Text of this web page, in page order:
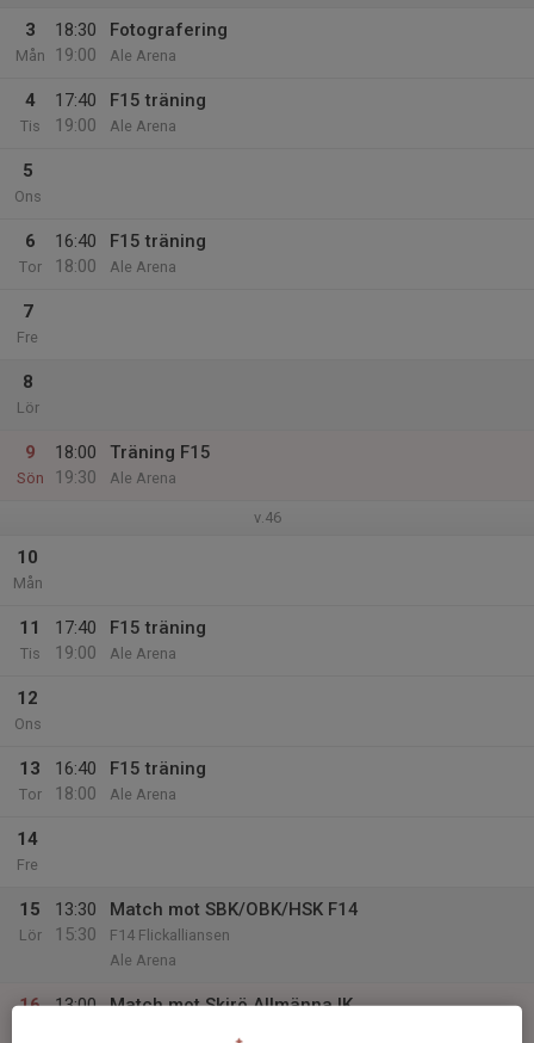
3
Mån
18:30
19:00
Fotografering
Ale Arena
4
Tis
17:40
19:00
F15 träning
Ale Arena
5
Ons
6
Tor
16:40
18:00
F15 träning
Ale Arena
7
Fre
8
Lör
9
Sön
18:00
19:30
Träning F15
Ale Arena
v.46
10
Mån
11
Tis
17:40
19:00
F15 träning
Ale Arena
12
Ons
13
Tor
16:40
18:00
F15 träning
Ale Arena
14
Fre
15
Lör
13:30
15:30
Match mot SBK/OBK/HSK F14
F14 Flickalliansen
Ale Arena
16
13:00
Match mot Skirö Allmänna IK